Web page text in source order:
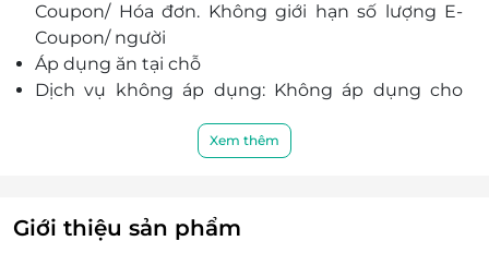
khách hàng.
Coupon/ Hóa đơn. Không giới hạn số lượng E-
Coupon/ người
Áp dụng ăn tại chỗ
Dịch vụ không áp dụng: Không áp dụng cho
Khách hàng vui lòng xuất trình voucher trước
được phục vụ tốt nhất. Nhà hàng có quyền từ
chối phục vụ khi không còn chỗ ngồi:
Xem thêm
Giới thiệu sản phẩm